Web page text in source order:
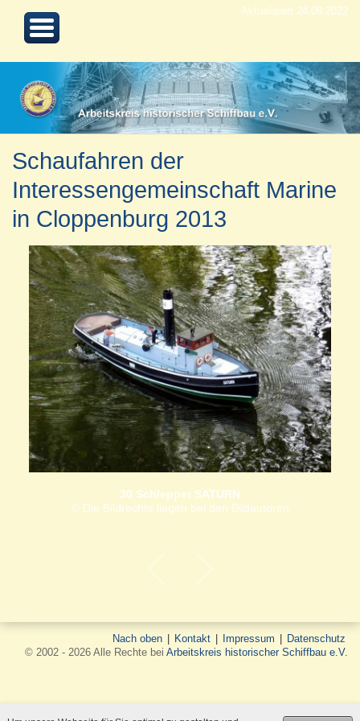
Aktualisiert 24.08.2022
Schaufahren der
Interessengemeinschaft Marine
in Cloppenburg 2013
30 Schlepper SATURN
© Die Bildrechte liegen bei den Bildautoren
Nach oben Kontakt Impressum
Datenschutz
© 2002 - 2026 Alle Rechte bei Arbeitskreis historischer Schiffbau e.V.